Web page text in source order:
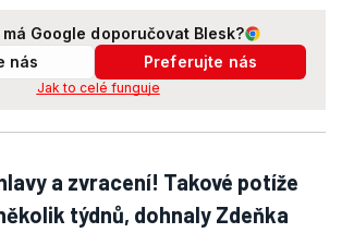
má Google doporučovat Blesk?
nás
Preferujte nás
Jak to celé funguje
a zvracení! Takové potíže
týdnů, dohnaly Zdeňka